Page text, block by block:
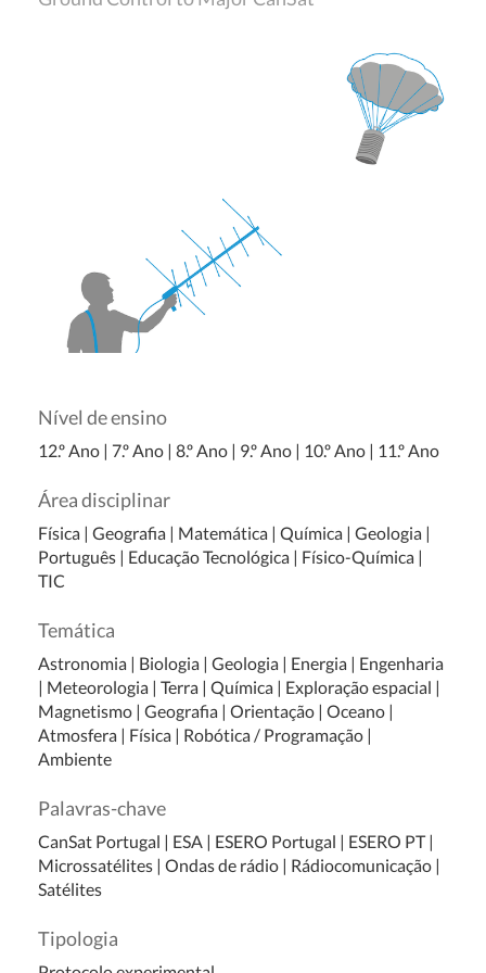
Nível de ensino
12.º Ano | 7.º Ano | 8.º Ano | 9.º Ano | 10.º Ano | 11.º Ano
Área disciplinar
Física | Geografia | Matemática | Química | Geologia |
Português | Educação Tecnológica | Físico-Química |
TIC
Temática
Astronomia | Biologia | Geologia | Energia | Engenharia
| Meteorologia | Terra | Química | Exploração espacial |
Magnetismo | Geografia | Orientação | Oceano |
Atmosfera | Física | Robótica / Programação |
Ambiente
Palavras-chave
CanSat Portugal | ESA | ESERO Portugal | ESERO PT |
Microssatélites | Ondas de rádio | Rádiocomunicação |
Satélites
Tipologia